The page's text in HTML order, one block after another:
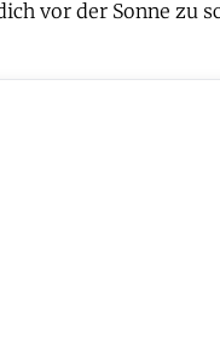
vor der Sonne zu